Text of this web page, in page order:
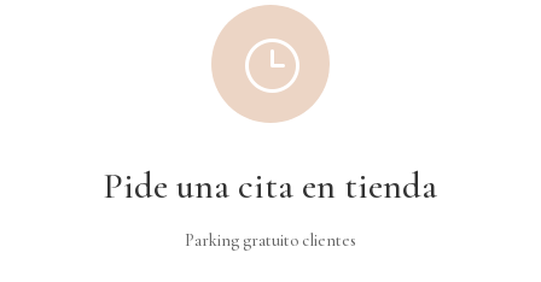
}
Pide una cita en tienda
Parking gratuito clientes